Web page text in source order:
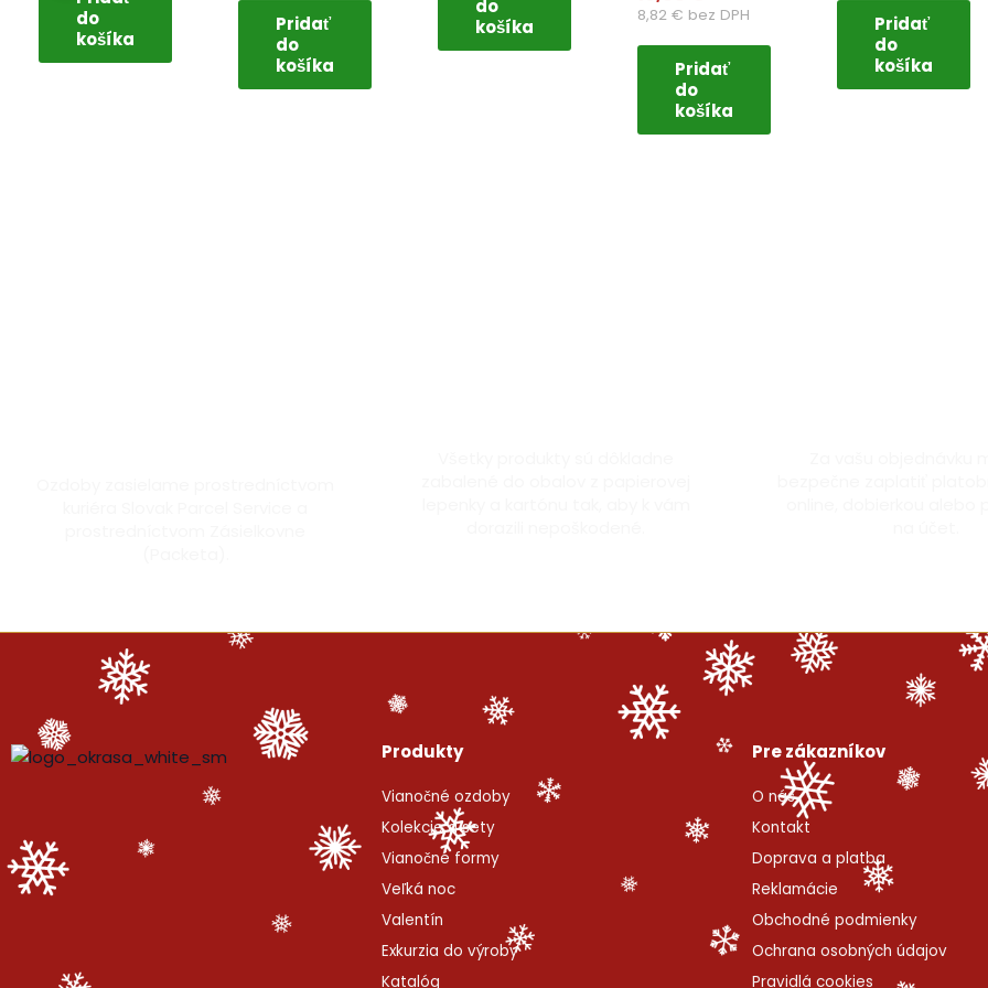
do
košíka
Pridať
do
košíka
do
košíka
8,82 € bez DPH
Pridať
do
košíka
Pridať
do
košíka
Produkty
Vianočné ozdoby
Kolekcie a sety
Vianočné formy
Veľká noc
Valentín
Exkurzia do výroby
Katalóg
Pre zákazníkov
O nás
Kontakt
Doprava a platba
Reklamácie
Obchodné podmienky
Ochrana osobných údajov
Pravidlá cookies